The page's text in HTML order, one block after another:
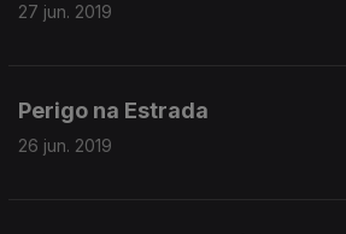
27 jun. 2019
Perigo na Estrada
26 jun. 2019